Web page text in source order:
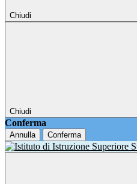
Chiudi
Chiudi
Conferma
Annulla Conferma